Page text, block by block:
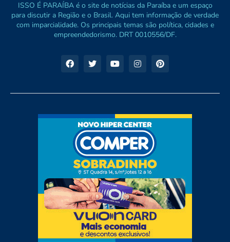
ISSO É PARAÍBA é o site de notícias da Paraíba e um espaço
para discutir a Região e o Brasil. Aqui tem informação de verdade
com imparcialidade. Os principais temas são política, cidades e
empreendedorismo. DRT 0010556/DF.